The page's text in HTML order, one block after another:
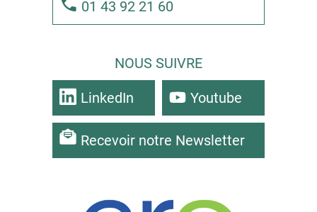
01 43 92 21 60
NOUS SUIVRE
LinkedIn Youtube
Recevoir notre Newsletter